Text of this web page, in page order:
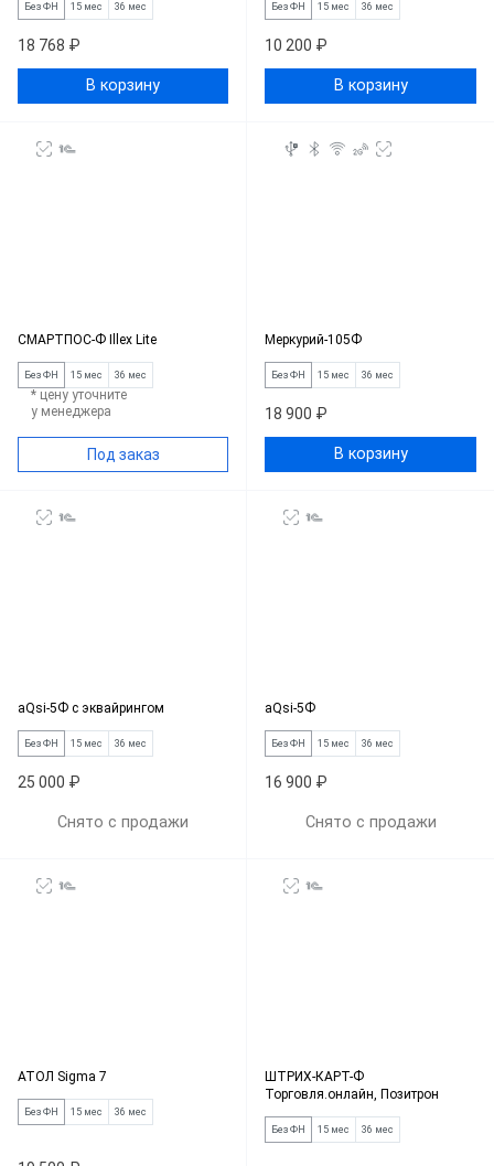
Без ФН 15 мес 36 мес
18 768 ₽
В корзину
Без ФН 15 мес 36 мес
10 200 ₽
В корзину
СМАРТПОС-Ф Illex Lite
Без ФН 15 мес 36 мес
* цену уточните
у менеджера
Под заказ
Меркурий-105Ф
Без ФН 15 мес 36 мес
18 900 ₽
В корзину
aQsi-5Ф с эквайрингом
Без ФН 15 мес 36 мес
25 000 ₽
Снято с продажи
aQsi-5Ф
Без ФН 15 мес 36 мес
16 900 ₽
Снято с продажи
АТОЛ Sigma 7
Без ФН 15 мес 36 мес
ШТРИХ-КАРТ-Ф
Торговля.онлайн, Позитрон
Без ФН 15 мес 36 мес